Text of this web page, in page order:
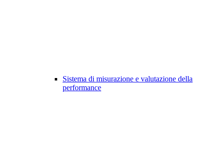
Sistema di misurazione e valutazione della
performance